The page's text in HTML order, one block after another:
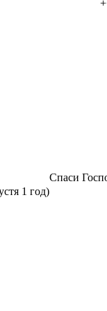
1 год)
Спаси